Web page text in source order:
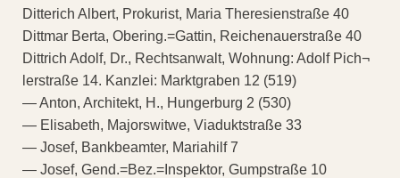
Ditterich Albert, Prokurist, Maria Theresienstraße 40
Dittmar Berta, Obering.=Gattin, Reichenauerstraße 40
Dittrich Adolf, Dr., Rechtsanwalt, Wohnung: Adolf Pich¬
lerstraße 14. Kanzlei: Marktgraben 12 (519)
— Anton, Architekt, H., Hungerburg 2 (530)
— Elisabeth, Majorswitwe, Viaduktstraße 33
— Josef, Bankbeamter, Mariahilf 7
— Josef, Gend.=Bez.=Inspektor, Gumpstraße 10